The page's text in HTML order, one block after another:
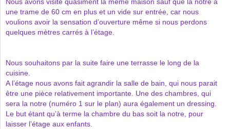
Nous avons visité quasiment la même maison sauf que la nôtre à
une trame de 60 cm en plus et un vide sur entrée, car nous
voulions avoir la sensation d’ouverture même si nous perdons
quelques mètres carrés à l’étage.
Nous souhaitons par la suite faire une terrasse le long de la
cuisine.
A l’étage nous avons fait agrandir la salle de bain, qui nous parait
être une pièce relativement importante. Une des chambres, qui
sera la notre (numéro 1 sur le plan) aura également un dressing.
Le but étant qu’à terme la chambre du bas soit la notre, pour
laisser l’étage aux enfants.